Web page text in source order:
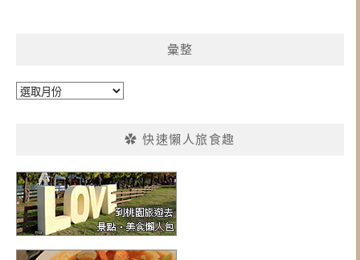
彙整
彙
✿ 快速懶人旅食趣